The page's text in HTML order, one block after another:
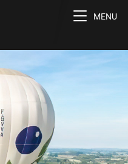
Toggle
MENU